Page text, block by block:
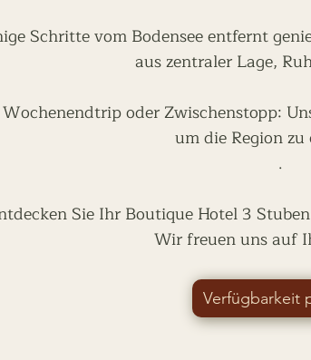
Schritte vom Bodensee entfernt
aus zentraler Lage,
oder Zwischenstopp:
um die Region
.
Sie Ihr Boutique Hotel 3
Wir freuen uns auf
Verfügbarkeit